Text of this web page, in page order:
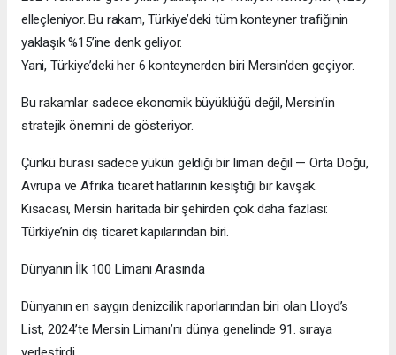
elleçleniyor. Bu rakam, Türkiye’deki tüm konteyner trafiğinin
yaklaşık %15’ine denk geliyor.
Yani, Türkiye’deki her 6 konteynerden biri Mersin’den geçiyor.
Bu rakamlar sadece ekonomik büyüklüğü değil, Mersin’in
stratejik önemini de gösteriyor.
Çünkü burası sadece yükün geldiği bir liman değil — Orta Doğu,
Avrupa ve Afrika ticaret hatlarının kesiştiği bir kavşak.
Kısacası, Mersin haritada bir şehirden çok daha fazlası:
Türkiye’nin dış ticaret kapılarından biri.
Dünyanın İlk 100 Limanı Arasında
Dünyanın en saygın denizcilik raporlarından biri olan Lloyd’s
List, 2024’te Mersin Limanı’nı dünya genelinde 91. sıraya